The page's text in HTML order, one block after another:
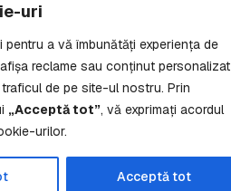
uri
a vă îmbunătăți experiența de
reclame sau conținut personalizat
de pe site-ul nostru. Prin
„Acceptă tot”, vă exprimați acordul
urilor.
Acceptă tot